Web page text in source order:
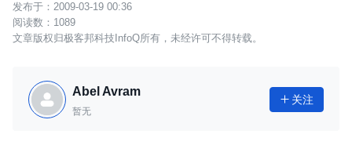
2009-03-19 00:36
1089
文章版权归极客邦科技InfoQ所有，未经许可不得转载。
Abel Avram
暂无
 关注